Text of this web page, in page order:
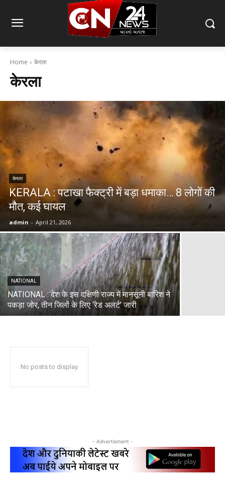
Home केरला
केरला
केरला
KERALA : पटाखा फैक्ट्री में बड़ा धमाका… 8 लोगों की
मौत, कई घायल
admin - April 21, 2026
NATIONAL
NATIONAL : देश के इस दक्षिणी राज्य में मानसूनी बारिश ने
पकड़ा जोर, तीन जिलों के लिए ‘रेड अलर्ट’ जारी
No posts to display
- Advertisment -